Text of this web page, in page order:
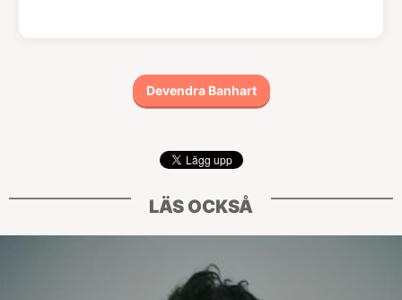
Devendra Banhart
LÄS OCKSÅ